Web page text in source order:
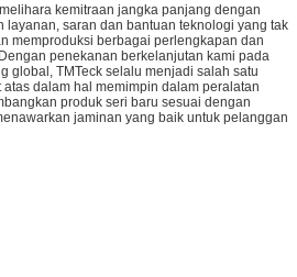
kemitraan jangka panjang dengan
layanan, saran dan bantuan teknologi yang tak
memproduksi berbagai perlengkapan dan
penekanan berkelanjutan kami pada
global, TMTeck selalu menjadi salah satu
dalam hal memimpin dalam peralatan
produk seri baru sesuai dengan
jaminan yang baik untuk pelanggan